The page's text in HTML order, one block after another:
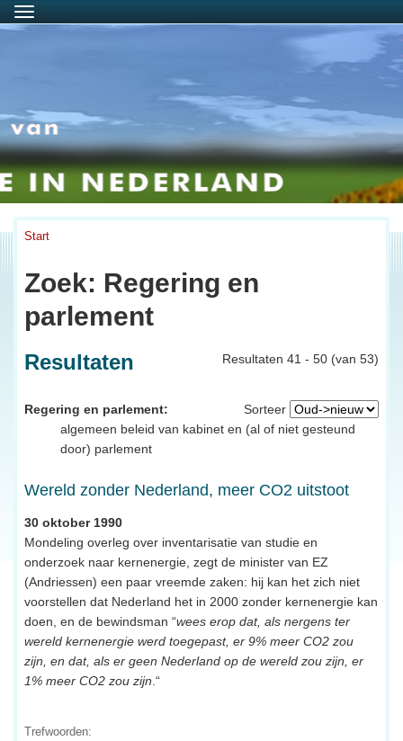
Menu
Start
Zoek: Regering en
parlement
Resultaten 41 - 50 (van 53)
Resultaten
Sorteer
Regering en parlement:
algemeen beleid van kabinet en (al of niet gesteund
door) parlement
Wereld zonder Nederland, meer CO2 uitstoot
30 oktober 1990
Mondeling overleg over inventarisatie van studie en
onderzoek naar kernenergie, zegt de minister van EZ
(Andriessen) een paar vreemde zaken: hij kan het zich niet
voorstellen dat Nederland het in 2000 zonder kernenergie kan
doen, en de bewindsman “wees erop dat, als nergens ter
wereld kernenergie werd toegepast, er 9% meer CO2 zou
zijn, en dat, als er geen Nederland op de wereld zou zijn, er
1% meer CO2 zou zijn .“
Trefwoorden: